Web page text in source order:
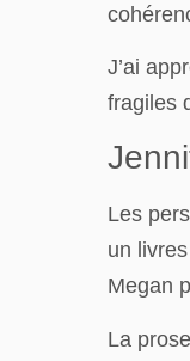
J’ai
fragiles
Les
un
Megan
La